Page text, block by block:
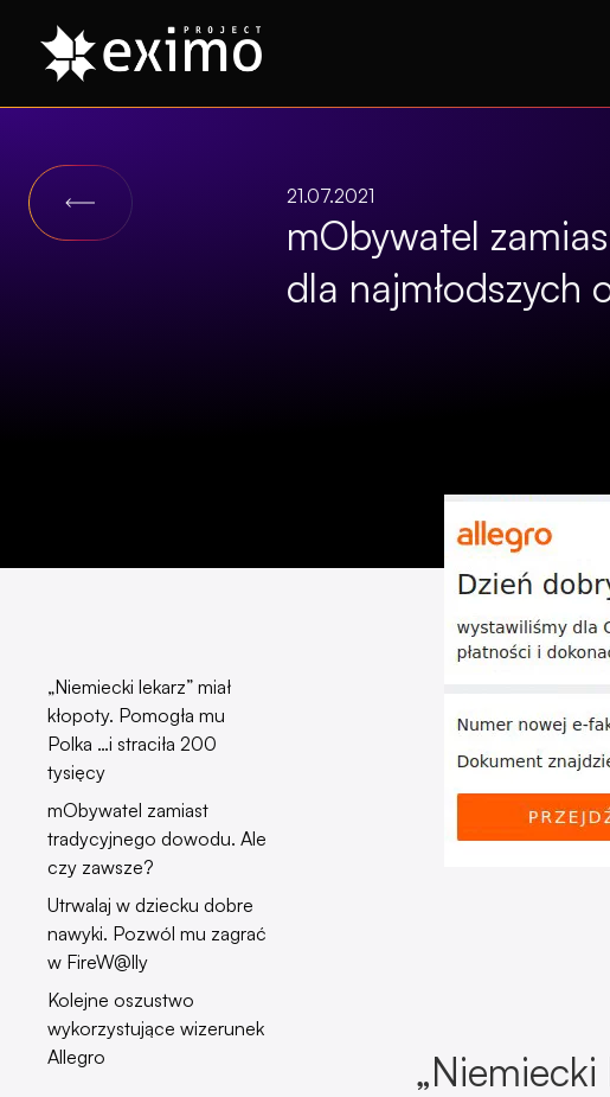
21.07.2021
mObywatel
dla najmłodszych
„Niemiecki lekarz” miał
kłopoty. Pomogła mu
Polka …i straciła 200
tysięcy
mObywatel zamiast
tradycyjnego dowodu. Ale
czy zawsze?
Utrwalaj w dziecku dobre
nawyki. Pozwól mu zagrać
w FireW@lly
Kolejne oszustwo
wykorzystujące wizerunek
Allegro
„Niemiecki